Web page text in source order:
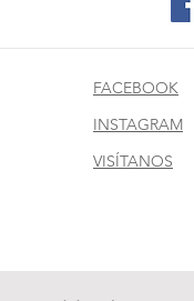
FACEBOOK
INSTAGRAM
VISÍTANOS